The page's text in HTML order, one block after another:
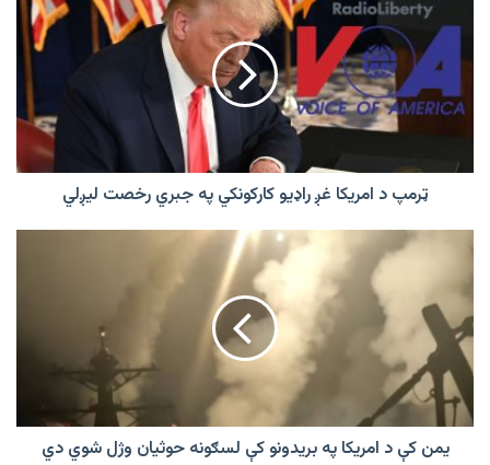
امریکا
کارکونکي‌
رخصت
ټرمپ د امریکا غږ راډیو کارکونکي‌ په جبري رخصت لیږلي
امریکا
په
بریدونو
کې
لسګونه
حوثیان
یمن کې د امریکا په بریدونو کې لسګونه حوثیان وژل شوي دي